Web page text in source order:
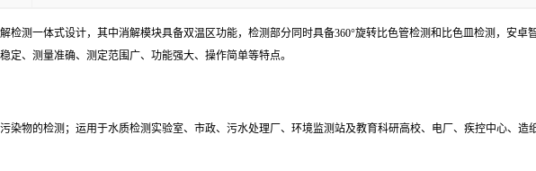
检测一体式设计，其中消解模块具备双温区功能，检测部分同时具备360°旋转比色管检测和比色皿检测，安
、测量准确、测定范围广、功能强大、操作简单等特点。
染物的检测；运用于水质检测实验室、市政、污水处理厂、环境监测站及教育科研高校、电厂、疾控中心、